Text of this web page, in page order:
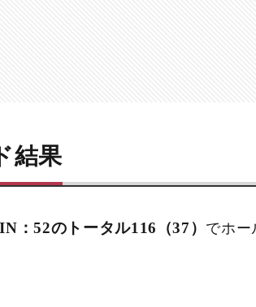
結果
52のトータル116（37） でホー